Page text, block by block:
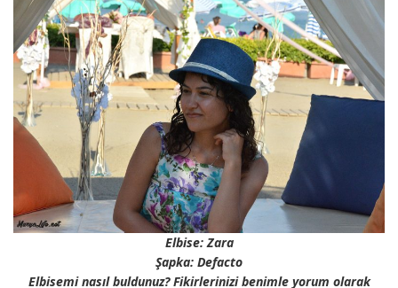
Elbise: Zara
Şapka: Defacto
Elbisemi nasıl buldunuz? Fikirlerinizi benimle yorum olarak